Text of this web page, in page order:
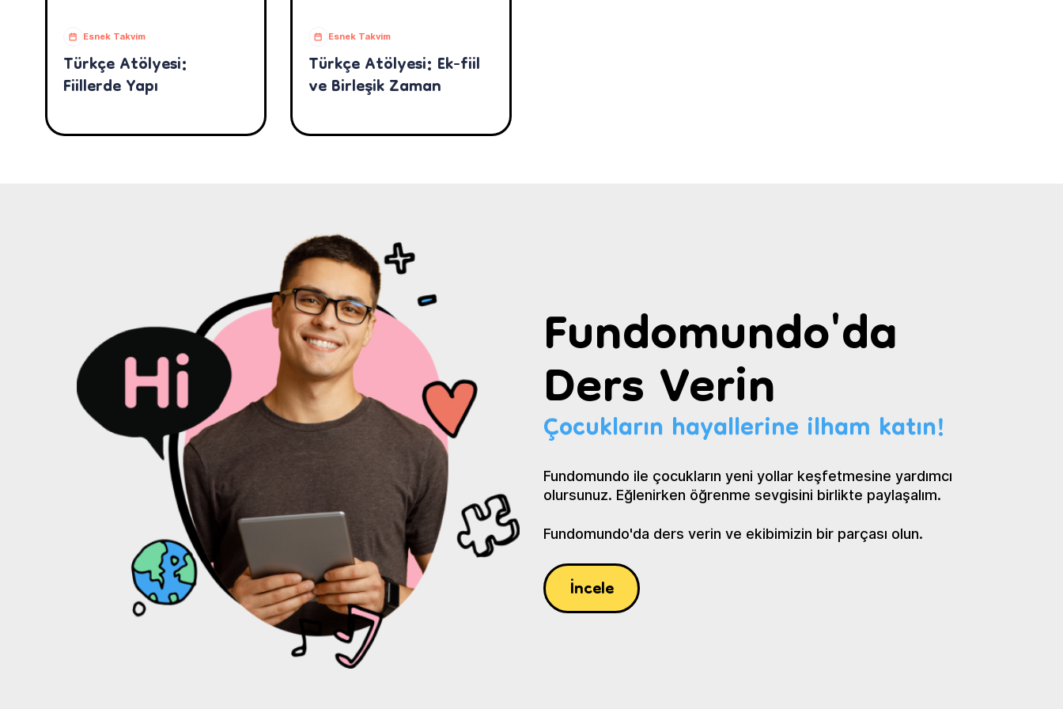
Esnek Takvim
Türkçe Atölyesi:
Fiillerde Yapı
Esnek Takvim
Türkçe Atölyesi: Ek-fiil
ve Birleşik Zaman
Fundomundo'da
Ders Verin
Çocukların hayallerine ilham katın!
Fundomundo ile çocukların yeni yollar keşfetmesine yardımcı
olursunuz. Eğlenirken öğrenme sevgisini birlikte paylaşalım.
Fundomundo'da ders verin ve ekibimizin bir parçası olun.
İncele